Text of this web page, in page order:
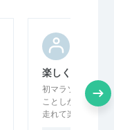
楽しく走れます
初マラソン大会の
ことしかなかった
走れて楽しかった